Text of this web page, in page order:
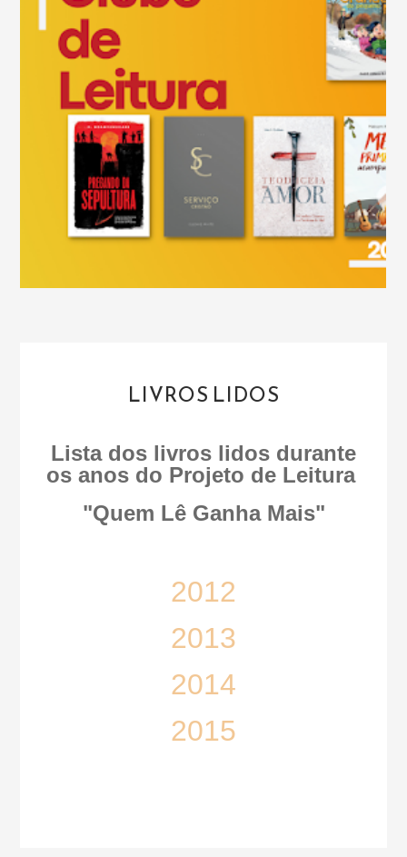
LIVROS LIDOS
Lista dos livros lidos durante
os anos do Projeto de Leitura
"Quem Lê Ganha Mais"
2012
2013
2014
2015